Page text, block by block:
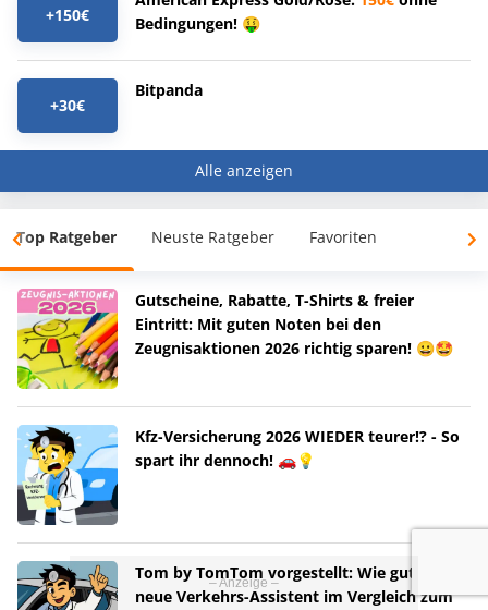
+150€
Bedingungen! 🤑
+30€
Bitpanda
Alle anzeigen
Top Ratgeber Neuste Ratgeber Favoriten
Gutscheine, Rabatte, T-Shirts & freier
Eintritt: Mit guten Noten bei den
Zeugnisaktionen 2026 richtig sparen! 😀🤩
Kfz-Versicherung 2026 WIEDER teurer!? - So
spart ihr dennoch! 🚗💡
Tom by TomTom vorgestellt: Wie gut ist der
neue Verkehrs-Assistent im Vergleich zum